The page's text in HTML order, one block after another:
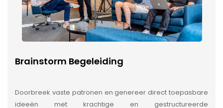
Brainstorm Begeleiding
Doorbreek vaste patronen en genereer direct toepasbare
ideeën met krachtige en gestructureerde